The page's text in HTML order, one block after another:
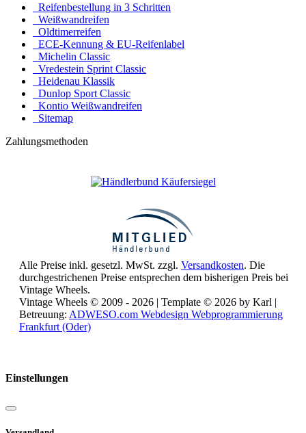
Reifenbestellung in 3 Schritten
Weißwandreifen
Oldtimerreifen
ECE-Kennung & EU-Reifenlabel
Michelin Classic
Vredestein Sprint Classic
Heidenau Klassik
Dunlop Sport Classic
Kontio Weißwandreifen
Sitemap
Zahlungsmethoden
Alle Preise inkl. gesetzl. MwSt. zzgl. Versandkosten. Die
durchgestrichenen Preise entsprechen dem bisherigen Preis bei
Vintage Wheels.
Vintage Wheels © 2009 - 2026 | Template © 2026 by Karl |
Betreuung: ADWESO.com Webdesign Webprogrammierung
Frankfurt (Oder)
Einstellungen